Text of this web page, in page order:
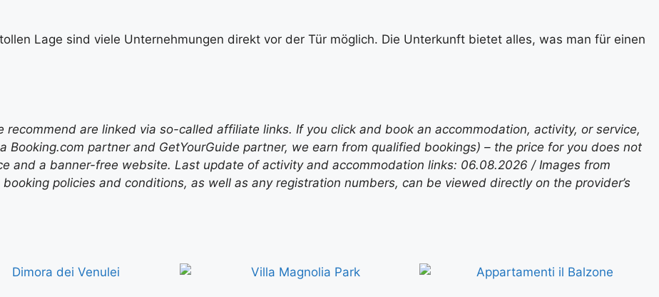
Lage sind viele Unternehmungen direkt vor der Tür möglich. Die Unterkunft bietet alles, was man für einen
are linked via so-called affiliate links. If you click and book an accommodation, activity, or service,
Booking.com partner and GetYourGuide partner, we earn from qualified bookings) – the price for you does not
and a banner-free website. Last update of activity and accommodation links: 06.08.2026 / Images from
policies and conditions, as well as any registration numbers, can be viewed directly on the provider’s